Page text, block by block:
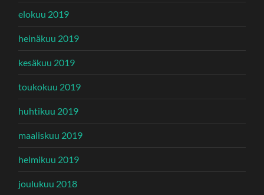
elokuu 2019
heinäkuu 2019
kesäkuu 2019
toukokuu 2019
huhtikuu 2019
maaliskuu 2019
helmikuu 2019
joulukuu 2018